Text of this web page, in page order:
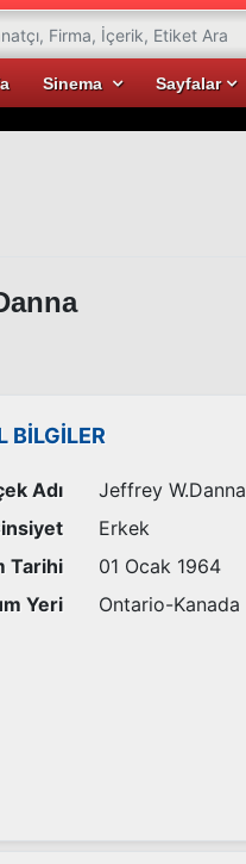
Sinema Sayfalar
BİLGİLER
Adı
Jeffrey W.Danna
Erkek
Tarihi
01 Ocak 1964
Yeri
Ontario-Kanada